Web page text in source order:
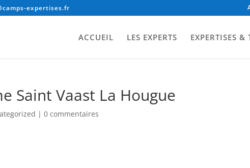
expertises.fr
ACCUEIL LES EXPERTS EXPERTISES &
Saint Vaast La Hougue
|0 commentaires